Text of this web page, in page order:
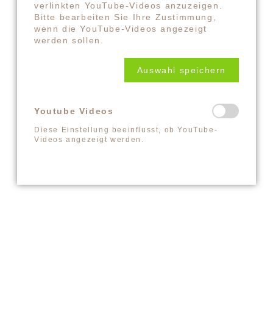
KONTAKT
SANDRA MANDL
KONTAKT@LYUD.DE
IMPRESSUM
verlinkten YouTube-Videos anzuzeigen.
Bitte bearbeiten Sie Ihre Zustimmung,
wenn die YouTube-Videos angezeigt
werden sollen.
Auswahl speichern
Youtube Videos
Diese Einstellung beeinflusst, ob YouTube-
Videos angezeigt werden.